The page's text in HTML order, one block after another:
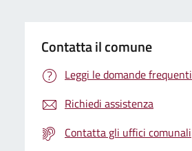
Contatta il comune
Leggi le domande frequenti
Richiedi assistenza
Contatta gli uffici comunali